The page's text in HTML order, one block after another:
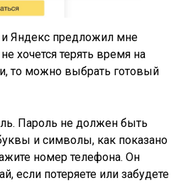
Яндекс предложил мне
хочется терять время на
то можно выбрать готовый
Пароль не должен быть
и символы, как показано
номер телефона. Он
если потеряете или забудете